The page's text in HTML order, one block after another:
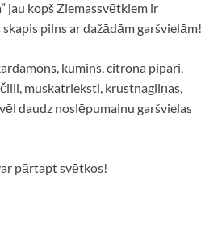
jau kopš Ziemassvētkiem ir
pilns ar dažādām garšvielām!
kumins, citrona pipari,
muskatrieksti, krustnagliņas,
daudz noslēpumainu garšvielas
pārtapt svētkos!